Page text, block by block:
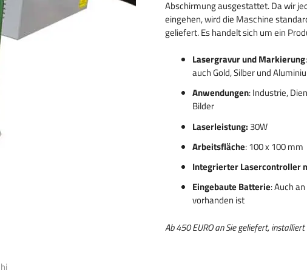
Abschirmung ausgestattet. Da wir
eingehen, wird die Maschine
geliefert. Es handelt sich um ein
Lasergravur und Markierung
auch Gold, Silber und
Anwendungen: Industrie,
Bilder
Laserleistung: 30W
Arbeitsfläche: 100 x 100 mm
Integrierter Lasercontroller
Eingebaute Batterie: Auch
vorhanden ist
Ab 450 EURO an Sie geliefert,